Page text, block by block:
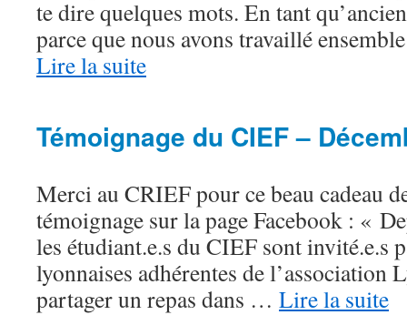
te dire quelques mots. En tant
parce que nous avons travaillé
Lire la suite
Témoignage du CIEF –
Merci au CRIEF pour ce beau cadeau
témoignage sur la page Facebook : «
les étudiant.e.s du CIEF sont invité.e.s
lyonnaises adhérentes de l’association
partager un repas dans … Lire la suite